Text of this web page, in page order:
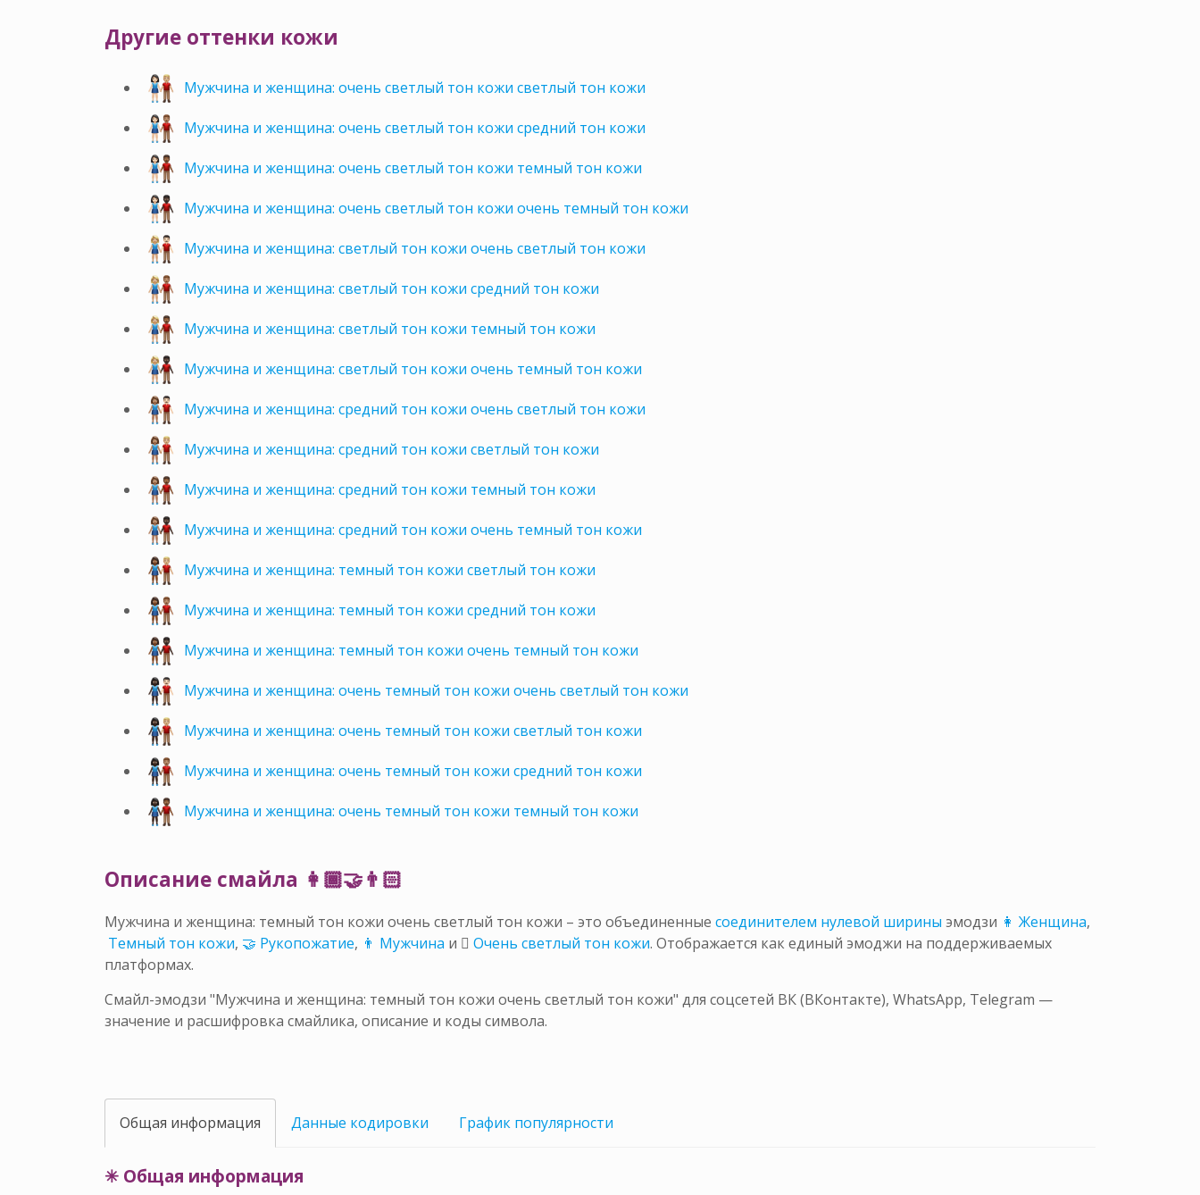
Другие оттенки кожи
Мужчина и женщина: очень светлый тон кожи светлый тон кожи
Мужчина и женщина: очень светлый тон кожи средний тон кожи
Мужчина и женщина: очень светлый тон кожи темный тон кожи
Мужчина и женщина: очень светлый тон кожи очень темный тон кожи
Мужчина и женщина: светлый тон кожи очень светлый тон кожи
Мужчина и женщина: светлый тон кожи средний тон кожи
Мужчина и женщина: светлый тон кожи темный тон кожи
Мужчина и женщина: светлый тон кожи очень темный тон кожи
Мужчина и женщина: средний тон кожи очень светлый тон кожи
Мужчина и женщина: средний тон кожи светлый тон кожи
Мужчина и женщина: средний тон кожи темный тон кожи
Мужчина и женщина: средний тон кожи очень темный тон кожи
Мужчина и женщина: темный тон кожи светлый тон кожи
Мужчина и женщина: темный тон кожи средний тон кожи
Мужчина и женщина: темный тон кожи очень темный тон кожи
Мужчина и женщина: очень темный тон кожи очень светлый тон кожи
Мужчина и женщина: очень темный тон кожи светлый тон кожи
Мужчина и женщина: очень темный тон кожи средний тон кожи
Мужчина и женщина: очень темный тон кожи темный тон кожи
Описание смайла 👩🏾‍🤝‍👨🏻
Мужчина и женщина: темный тон кожи очень светлый тон кожи – это объединенные соединителем нулевой ширины эмодзи 👩 Женщина,
🏾 Темный тон кожи, 🤝 Рукопожатие, 👨 Мужчина и 🏻 Очень светлый тон кожи. Отображается как единый эмоджи на поддерживаемых
платформах.
Смайл-эмодзи "Мужчина и женщина: темный тон кожи очень светлый тон кожи" для соцсетей ВК (ВКонтакте), WhatsApp, Telegram —
значение и расшифровка смайлика, описание и коды символа.
Общая информация Данные кодировки График популярности
✳ Общая информация